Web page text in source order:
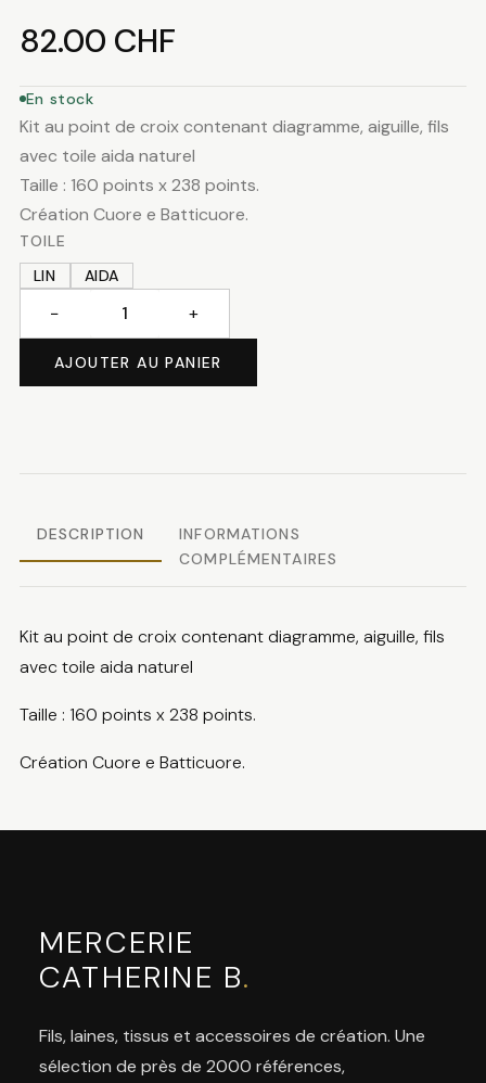
82.00 CHF
En stock
Kit au point de croix contenant diagramme, aiguille, fils
avec toile aida naturel
Taille : 160 points x 238 points.
Création Cuore e Batticuore.
TOILE
LIN
AIDA
Patchwork
− +
AJOUTER AU PANIER
DESCRIPTION
INFORMATIONS
COMPLÉMENTAIRES
Kit au point de croix contenant diagramme, aiguille, fils
avec toile aida naturel
Taille : 160 points x 238 points.
Création Cuore e Batticuore.
MERCERIE
CATHERINE B.
Fils, laines, tissus et accessoires de création. Une
sélection de près de 2000 références,